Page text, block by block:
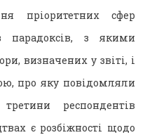
пріоритетних сфер
парадоксів, з якими
визначених у звіті, і
про яку повідомляли
респондентів
є розбіжності щодо